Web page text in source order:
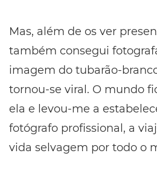
Mas, além de os ver
também consegui
imagem do tubarão-
tornou-se viral. O mundo
ela e levou-me a
fotógrafo profissional, a
vida selvagem por todo o